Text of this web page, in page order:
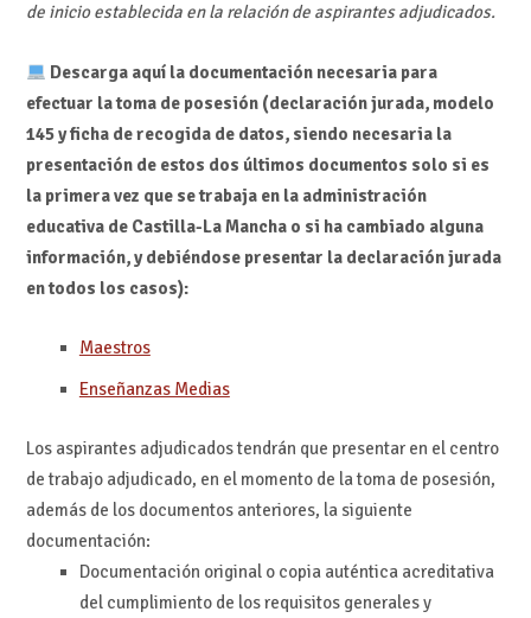
de inicio establecida en la relación de aspirantes adjudicados.
Descarga aquí la documentación necesaria para
efectuar la toma de posesión (declaración jurada, modelo
145 y ficha de recogida de datos, siendo necesaria la
presentación de estos dos últimos documentos solo si es
la primera vez que se trabaja en la administración
educativa de Castilla-La Mancha o si ha cambiado alguna
información, y debiéndose presentar la declaración jurada
en todos los casos):
Maestros
Enseñanzas Medias
Los aspirantes adjudicados tendrán que presentar en el centro
de trabajo adjudicado, en el momento de la toma de posesión,
además de los documentos anteriores, la siguiente
documentación:
Documentación original o copia auténtica acreditativa
del cumplimiento de los requisitos generales y